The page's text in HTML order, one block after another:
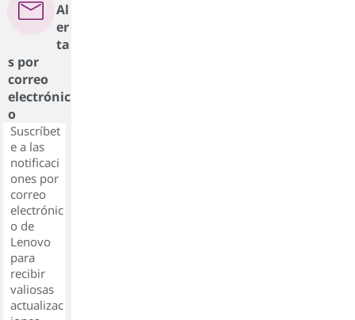
Al
er
ta
s por
correo
electrónic
o
Suscríbet
e a las
notificaci
ones por
correo
electrónic
o de
Lenovo
para
recibir
valiosas
actualizac